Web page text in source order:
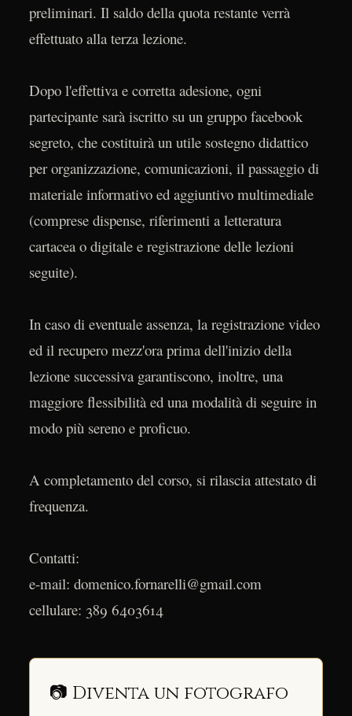
preliminari. Il saldo della quota restante verrà
effettuato alla terza lezione.
Dopo l'effettiva e corretta adesione, ogni
partecipante sarà iscritto su un gruppo facebook
segreto, che costituirà un utile sostegno didattico
per organizzazione, comunicazioni, il passaggio di
materiale informativo ed aggiuntivo multimediale
(comprese dispense, riferimenti a letteratura
cartacea o digitale e registrazione delle lezioni
seguite).
In caso di eventuale assenza, la registrazione video
ed il recupero mezz'ora prima dell'inizio della
lezione successiva garantiscono, inoltre, una
maggiore flessibilità ed una modalità di seguire in
modo più sereno e proficuo.
A completamento del corso, si rilascia attestato di
frequenza.
Contatti:
e-mail: domenico.fornarelli@gmail.com
cellulare: 389 6403614
📷 Diventa un fotografo